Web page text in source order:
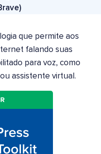
que permite aos
falando suas
para voz, como
assistente virtual.